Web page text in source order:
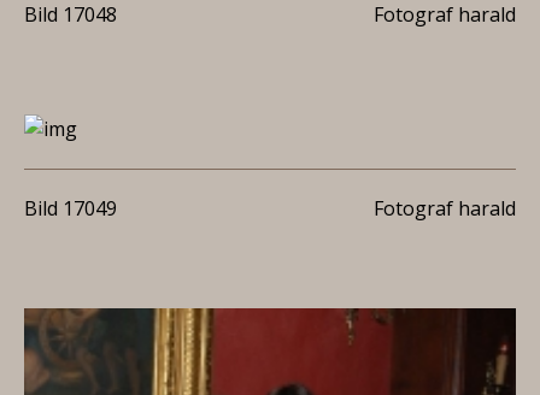
Bild 17048 Fotograf harald
Bild 17049 Fotograf harald